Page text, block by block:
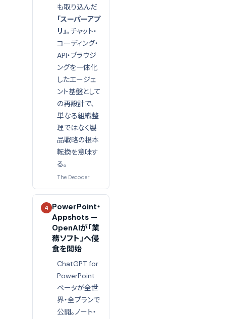
も取り込んだ
「スーパーアプ
リ」。チャット・
コーディング・
API・ブラウジ
ングを一体化
したエージェ
ント基盤として
の再設計で、
単なる組織整
理ではなく製
品戦略の根本
転換を意味す
る。
The Decoder
4
PowerPoint・
Appshots —
OpenAIが「業
務ソフト」へ侵
食を開始
ChatGPT for
PowerPoint
ベータが全世
界・全プランで
公開。ノート・